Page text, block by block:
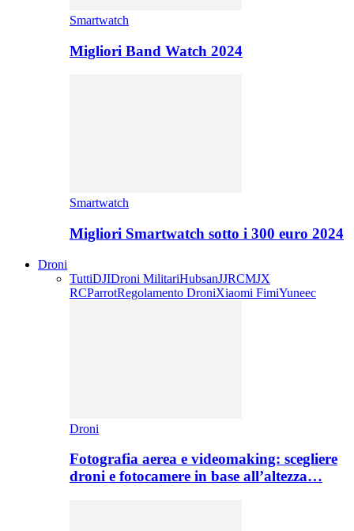
Smartwatch
Migliori Band Watch 2024
Smartwatch
Migliori Smartwatch sotto i 300 euro 2024
Droni
TuttiDJIDroni MilitariHubsanJJRCMJX
RCParrotRegolamento DroniXiaomi FimiYuneec
Droni
Fotografia aerea e videomaking: scegliere
droni e fotocamere in base all’altezza…